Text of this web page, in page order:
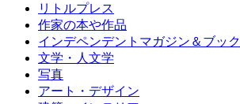
リトルプレス
作家の本や作品
インデペンデントマガジン＆ブック
文学・人文学
写真
アート・デザイン